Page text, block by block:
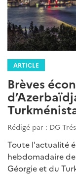
ARTICLE
Brèves
Rédigé par : DG
Toute l'actualité
hebdomadaire
Géorgie et du